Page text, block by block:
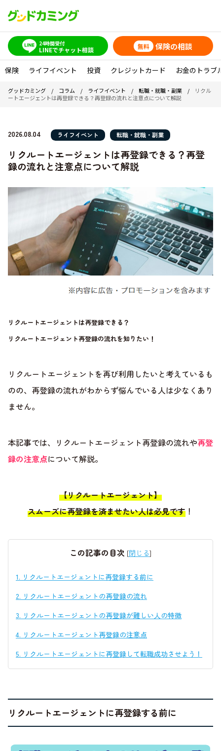
24時間受付
LINEでチャット相談 無料 保険の相談
保険 ライフイベント 投資 クレジットカード お金のトラブ
グッドカミング / コラム / ライフイベント / 転職・就職・副業 /
リクル
ートエージェントは再登録できる？再登録の流れと注意点について解説
2026.08.04 ライフイベント 転職・就職・副業
リクルートエージェントは再登録できる？再登
録の流れと注意点について解説
リクルートエージェントは再登録できる？
リクルートエージェント再登録の流れを知りたい！
リクルートエージェントを再び利用したいと考えているも
のの、再登録の流れがわからず悩んでいる人は少なくあり
ません。
本記事では、リクルートエージェント再登録の流れや再登
録の注意点について解説。
【リクルートエージェント】
スムーズに再登録を済ませたい人は必見です ！
この記事の目次 [閉じる]
1. リクルートエージェントに再登録する前に
2. リクルートエージェントの再登録の流れ
3. リクルートエージェントの再登録が難しい人の特徴
4. リクルートエージェント再登録の注意点
5. リクルートエージェントに再登録して転職成功させよう！
リクルートエージェントに再登録する前に